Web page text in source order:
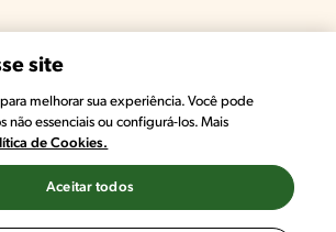
site
melhorar sua experiência. Você pode
não essenciais ou configurá-los. Mais
de Cookies.
Aceitar todos